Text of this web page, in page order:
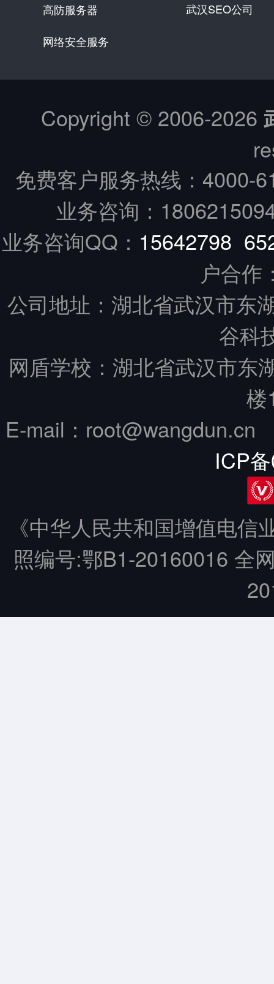
高防服务器
网络安全服务
武汉SEO公司
Copyright © 2006-2026
免费客户服务热线： 4000-
业务咨询：
业务咨询QQ： 15642798
户合作
公司地址：湖北省武汉市东
谷科
网盾学校：湖北省武汉市东
楼
E-mail：
ICP
《中华人民共和国增值电
照编号:鄂B1-20160016 全